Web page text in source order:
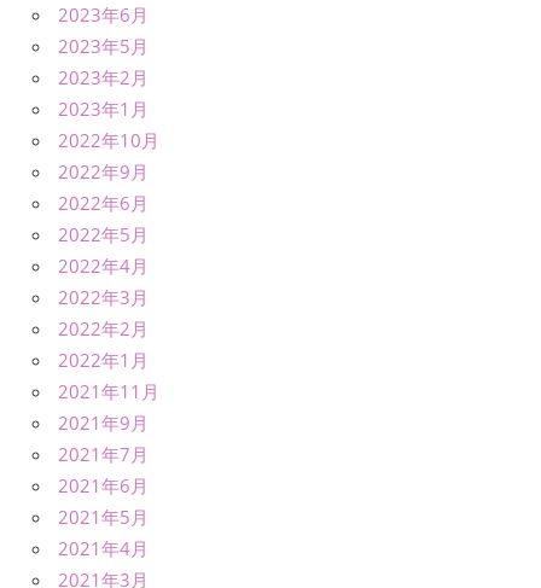
2023年6月
2023年5月
2023年2月
2023年1月
2022年10月
2022年9月
2022年6月
2022年5月
2022年4月
2022年3月
2022年2月
2022年1月
2021年11月
2021年9月
2021年7月
2021年6月
2021年5月
2021年4月
2021年3月